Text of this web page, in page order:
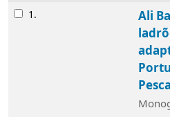
Resultados
1.
Ali